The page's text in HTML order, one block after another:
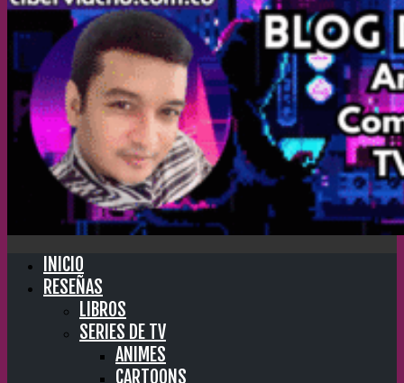
INICIO
RESEÑAS
LIBROS
SERIES DE TV
ANIMES
CARTOONS